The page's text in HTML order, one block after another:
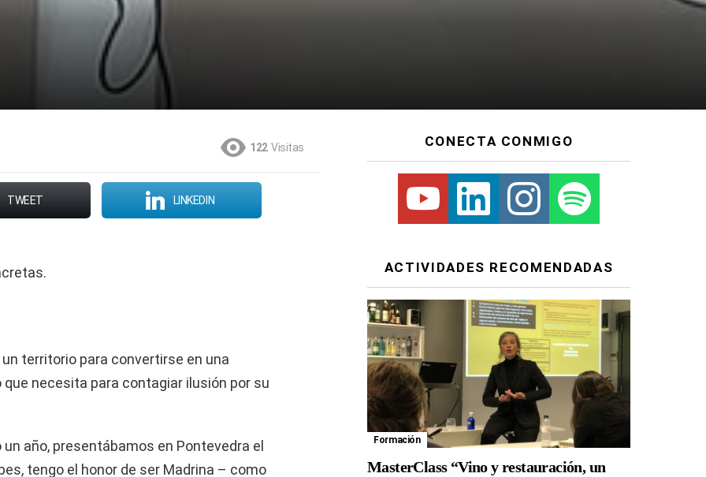
122 Visitas
TWEET LINKEDIN
territorio para convertirse en una
necesita para contagiar ilusión por su
año, presentábamos en Pontevedra el
tengo el honor de ser Madrina – como
CONECTA CONMIGO
Youtube Linkedin Instagram Spotify
ACTIVIDADES RECOMENDADAS
Formación
MasterClass “Vino y restauración, un